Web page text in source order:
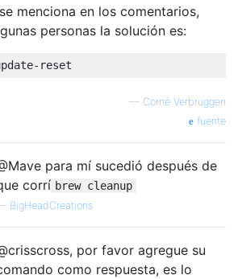
menciona en los comentarios,
personas la solución es:
- reset
— Corné Verbruggen
fuente
para mí sucedió después de
corrí brew cleanup
BigHeadCreations
por favor agregue su
como respuesta, es lo